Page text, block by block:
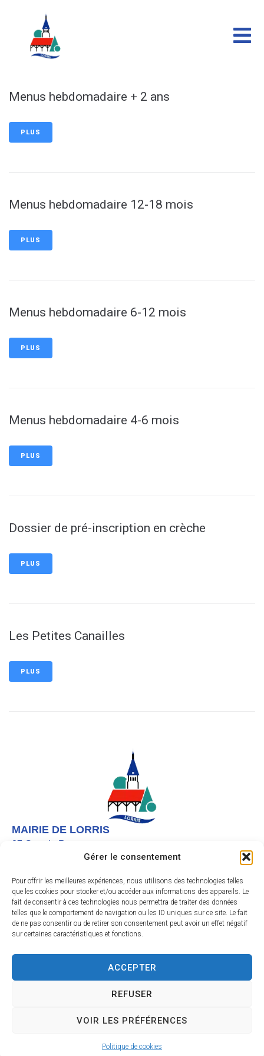
Gérer le consentement
Pour offrir les meilleures expériences, nous utilisons des technologies telles
que les cookies pour stocker et/ou accéder aux informations des appareils. Le
fait de consentir à ces technologies nous permettra de traiter des données
telles que le comportement de navigation ou les ID uniques sur ce site. Le fait
de ne pas consentir ou de retirer son consentement peut avoir un effet négatif
sur certaines caractéristiques et fonctions.
ACCEPTER
REFUSER
VOIR LES PRÉFÉRENCES
Politique de cookies
Menus hebdomadaire + 2 ans
PLUS
Menus hebdomadaire 12-18 mois
PLUS
Menus hebdomadaire 6-12 mois
PLUS
Menus hebdomadaire 4-6 mois
PLUS
Dossier de pré-inscription en crèche
PLUS
Les Petites Canailles
PLUS
MAIRIE DE LORRIS
27 Grande Rue,
Nous contacter
Instagram
Facebook
Le lundi et vendredi de 9h à 12h
Du mardi au jeudi de 9h à 12h et de 13h30 à 17h
Le samedi de 9h30 à 11h45
Mentions légalesPlan du siteConfidentialité